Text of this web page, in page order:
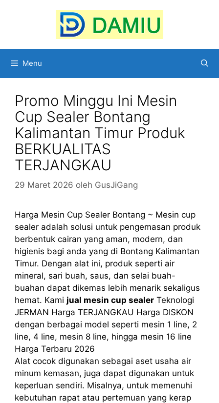
Menu
Promo Minggu Ini Mesin
Cup Sealer Bontang
Kalimantan Timur Produk
BERKUALITAS
TERJANGKAU
29 Maret 2026 oleh GusJiGang
Harga Mesin Cup Sealer Bontang ~ Mesin cup
sealer adalah solusi untuk pengemasan produk
berbentuk cairan yang aman, modern, dan
higienis bagi anda yang di Bontang Kalimantan
Timur. Dengan alat ini, produk seperti air
mineral, sari buah, saus, dan selai buah-
buahan dapat dikemas lebih menarik sekaligus
hemat. Kami jual mesin cup sealer Teknologi
JERMAN Harga TERJANGKAU Harga DISKON
dengan berbagai model seperti mesin 1 line, 2
line, 4 line, mesin 8 line, hingga mesin 16 line
Harga Terbaru 2026
Alat cocok digunakan sebagai aset usaha air
minum kemasan, juga dapat digunakan untuk
keperluan sendiri. Misalnya, untuk memenuhi
kebutuhan rapat atau pertemuan yang kerap